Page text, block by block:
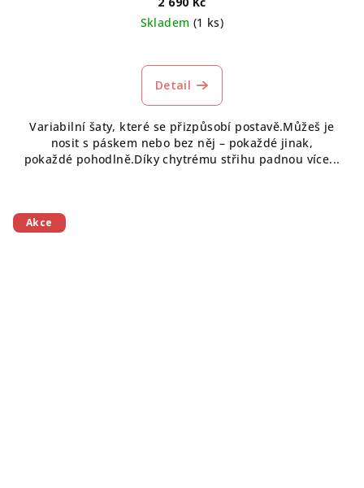
Skladem (1 ks)
Detail
Variabilní šaty, které se přizpůsobí postavě.Můžeš je
nosit s páskem nebo bez něj – pokaždé jinak,
pokaždé pohodlně.Díky chytrému střihu padnou více...
Akce